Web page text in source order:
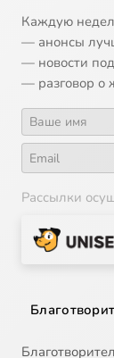
Каждую
— анонсы
— новости
— разговор о
Рассылки